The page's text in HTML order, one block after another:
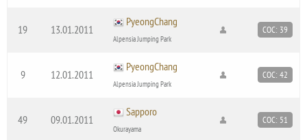
19 13.01.2011
PyeongChang
Alpensia Jumping Park
COC: 39
9 12.01.2011
PyeongChang
Alpensia Jumping Park
COC: 42
49 09.01.2011
Sapporo
Okurayama
COC: 51